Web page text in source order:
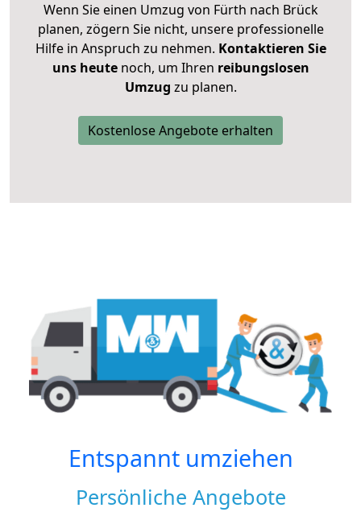
Wenn Sie einen Umzug von Fürth nach Brück
planen, zögern Sie nicht, unsere professionelle
Hilfe in Anspruch zu nehmen. Kontaktieren Sie
uns heutenoch, um Ihren reibungslosen
Umzug zu planen.
Kostenlose Angebote erhalten
Entspannt umziehen
Persönliche Angebote